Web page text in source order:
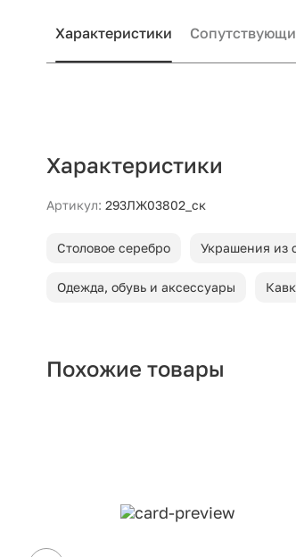
Характеристики
Характеристики
Артикул: 293ЛЖ03802_ск
Столовое серебро Украшения из
Одежда, обувь и аксессуары
Похожие товары